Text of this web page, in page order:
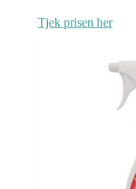
Tjek prisen her